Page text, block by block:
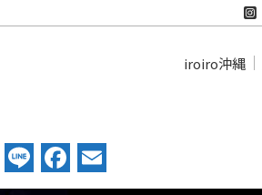
iroiro沖縄
Twitter
LineFacebook